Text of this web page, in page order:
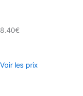
8.40€
Voir les prix